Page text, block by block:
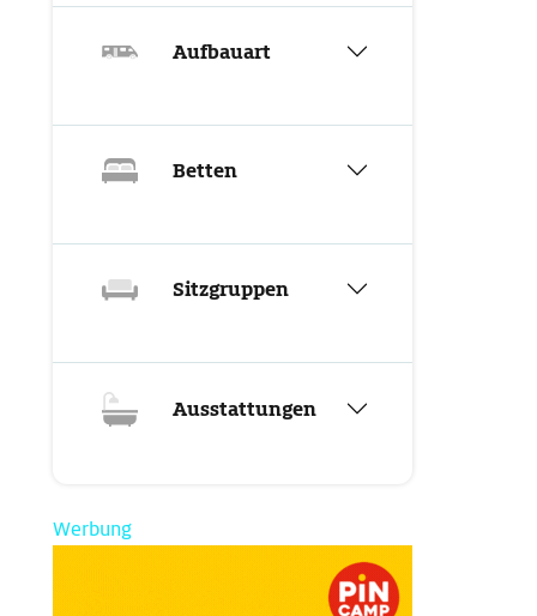
Aufbauart
Betten
Sitzgruppen
Ausstattungen
Werbung